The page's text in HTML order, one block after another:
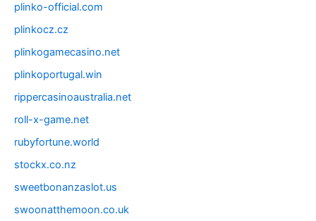
plinko-official.com
plinkocz.cz
plinkogamecasino.net
plinkoportugal.win
rippercasinoaustralia.net
roll-x-game.net
rubyfortune.world
stockx.co.nz
sweetbonanzaslot.us
swoonatthemoon.co.uk